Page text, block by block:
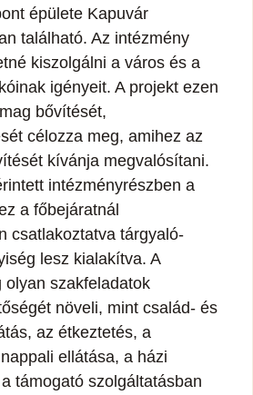
épülete Kapuvár
található. Az intézmény
kiszolgálni a város és a
igényeit. A projekt ezen
bővítését,
célozza meg, amihez az
kívánja megvalósítani.
intézményrészben a
a főbejáratnál
csatlakoztatva tárgyaló-
lesz kialakítva. A
olyan szakfeladatok
növeli, mint család- és
az étkeztetés, a
ellátása, a házi
támogató szolgáltatásban